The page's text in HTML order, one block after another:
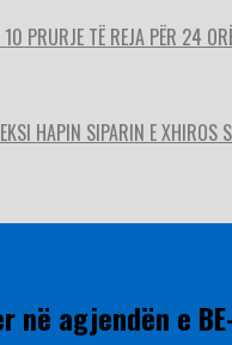
PRURJE TË REJA PËR 24
HAPIN SIPARIN E XHIROS
agjendën e